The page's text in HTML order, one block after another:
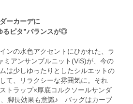
ーカーデに
るピタ”バランスが◎
ンの水色アクセントにひかれた、ラ
ミアンサンブルニット(ViS)が、今の
は少しゆったりとしたシルエットの
て、リラクシーな雰囲気に。それ
トラップ×厚底コルクソールサンダ
、脚長効果も意識♪ バッグはカーブ